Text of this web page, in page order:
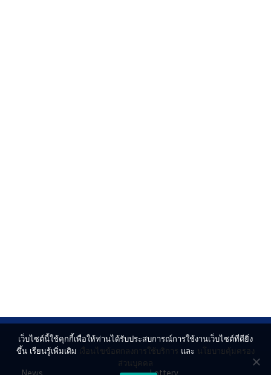
เว็บไซต์นี้ใช้คุกกี้เพื่อให้ท่านได้รับประสบการณ์การใช้งานเว็บไซต์ที่ดียิ่ง
ขึ้น เรียนรู้เพิ่มเติม เงื่อนไขข้อตกลงการใช้บริการ และ นโยบายคุ้มครอง
ส่วนบุคคล